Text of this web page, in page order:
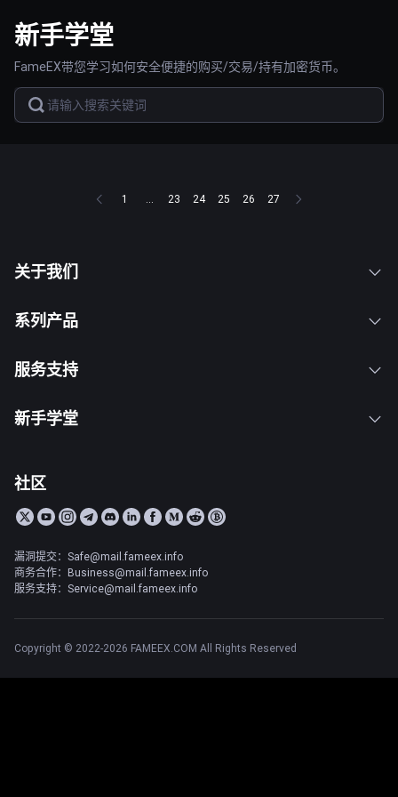
新手学堂
FameEX带您学习如何安全便捷的购买/交易/持有加密货币。
1 ... 23 24 25 26 27
关于我们
系列产品
服务支持
新手学堂
社区
漏洞提交：Safe@mail.fameex.info
商务合作：Business@mail.fameex.info
服务支持：Service@mail.fameex.info
Copyright © 2022-2026 FAMEEX.COM All Rights Reserved